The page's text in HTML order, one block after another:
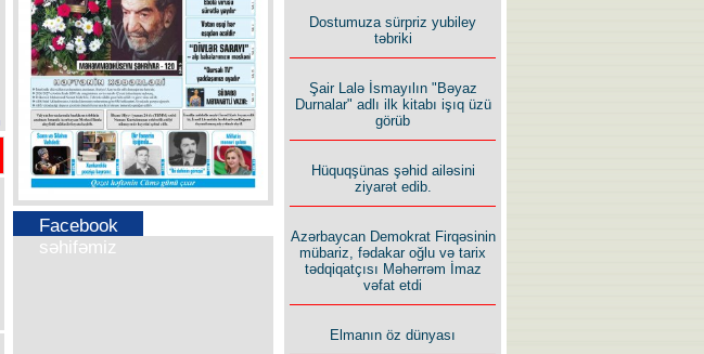
Facebook
səhifəmiz
Rusiyanın süqutunu qaçılmaz
edən beş şərt
Dostumuza sürpriz yubiley
təbriki
Şair Lalə İsmayılın "Bəyaz
Durnalar" adlı ilk kitabı işıq üzü
görüb
Hüquqşünas şəhid ailəsini
ziyarət edib.
Azərbaycan Demokrat Firqəsinin
mübariz, fədakar oğlu və tarix
tədqiqatçısı Məhərrəm İmaz
vəfat etdi
Elmanın öz dünyası